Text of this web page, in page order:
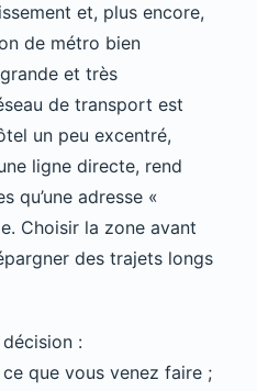
et, plus encore,
de métro bien
et très
de transport est
un peu excentré,
ligne directe, rend
qu’une adresse «
Choisir la zone avant
des trajets longs
:
ce que vous venez faire ;